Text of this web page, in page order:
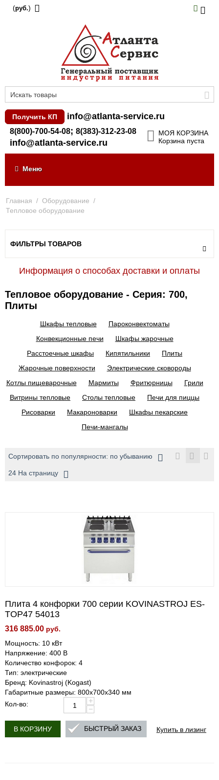
(руб.)
Получить КП info@atlanta-service.ru
8(800)-700-54-08; 8(383)-312-23-08
info@atlanta-service.ru
МОЯ КОРЗИНА
Корзина пуста
Меню
Главная / Оборудование /
Тепловое оборудование
ФИЛЬТРЫ ТОВАРОВ
Информация о способах доставки и оплаты
Тепловое оборудование - Серия: 700,
Плиты
Шкафы тепловые
Пароконвектоматы
Конвекционные печи
Шкафы жарочные
Расстоечные шкафы
Кипятильники
Плиты
Жарочные поверхности
Электрические сковороды
Котлы пищеварочные
Мармиты Фритюрницы
Грили
Витрины тепловые
Столы тепловые
Печи для пиццы
Рисоварки
Макароноварки
Шкафы пекарские
Печи-мангалы
Сортировать по популярности: по убыванию
24 На страницу
Плита 4 конфорки 700 серии KOVINASTROJ ES-
TOP47 54013
316 885.00 руб.
Мощность: 10 кВт
Напряжение: 400 В
Количество конфорок: 4
Тип: электрические
Бренд: Kovinastroj (Kogast)
Габаритные размеры: 800x700x340 мм
Кол-во:
+
−
В КОРЗИНУ Купить в лизинг
БЫСТРЫЙ ЗАКАЗ